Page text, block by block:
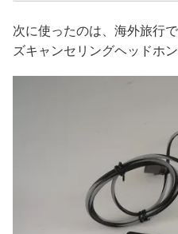
次に使ったのは、海外旅行
ズキャンセリングヘッドホ